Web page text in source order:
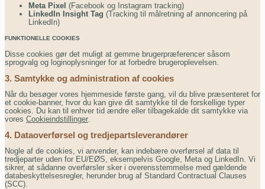
Meta Pixel (Facebook og Instagram tracking)
LinkedIn Insight Tag (Tracking til målretning af annoncering på
LinkedIn)
FUNKTIONELLE COOKIES
Disse cookies gør det muligt at gemme brugerpræferencer såsom
sprogvalg og loginoplysninger for at forbedre brugeroplevelsen.
3. Samtykke og administration af cookies
Når du besøger vores hjemmeside første gang, vil du blive præsenteret for
et cookie-banner, hvor du kan give dit samtykke til de forskellige typer
cookies. Du kan til enhver tid ændre eller tilbagekalde dit samtykke via
vores Cookieindstillinger
4. Dataoverførsel og tredjepartsleverandører
Nogle af de cookies, vi anvender, kan indebære overførsel af data til
tredjeparter uden for EU/EØS, eksempelvis Google, Meta og LinkedIn. Vi
sikrer, at sådanne overførsler sker i overensstemmelse med gældende
databeskyttelsesregler, herunder brug af Standard Contractual Clauses
(SCC).